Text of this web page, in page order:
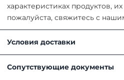
характеристиках продуктов,
пожалуйста, свяжитесь с
Условия доставки
способом:
Сопутствующие документы